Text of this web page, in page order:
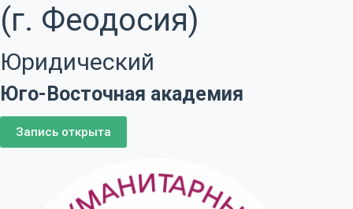
(г. Феодосия)
Юридический
Юго-Восточная академия
Запись открыта